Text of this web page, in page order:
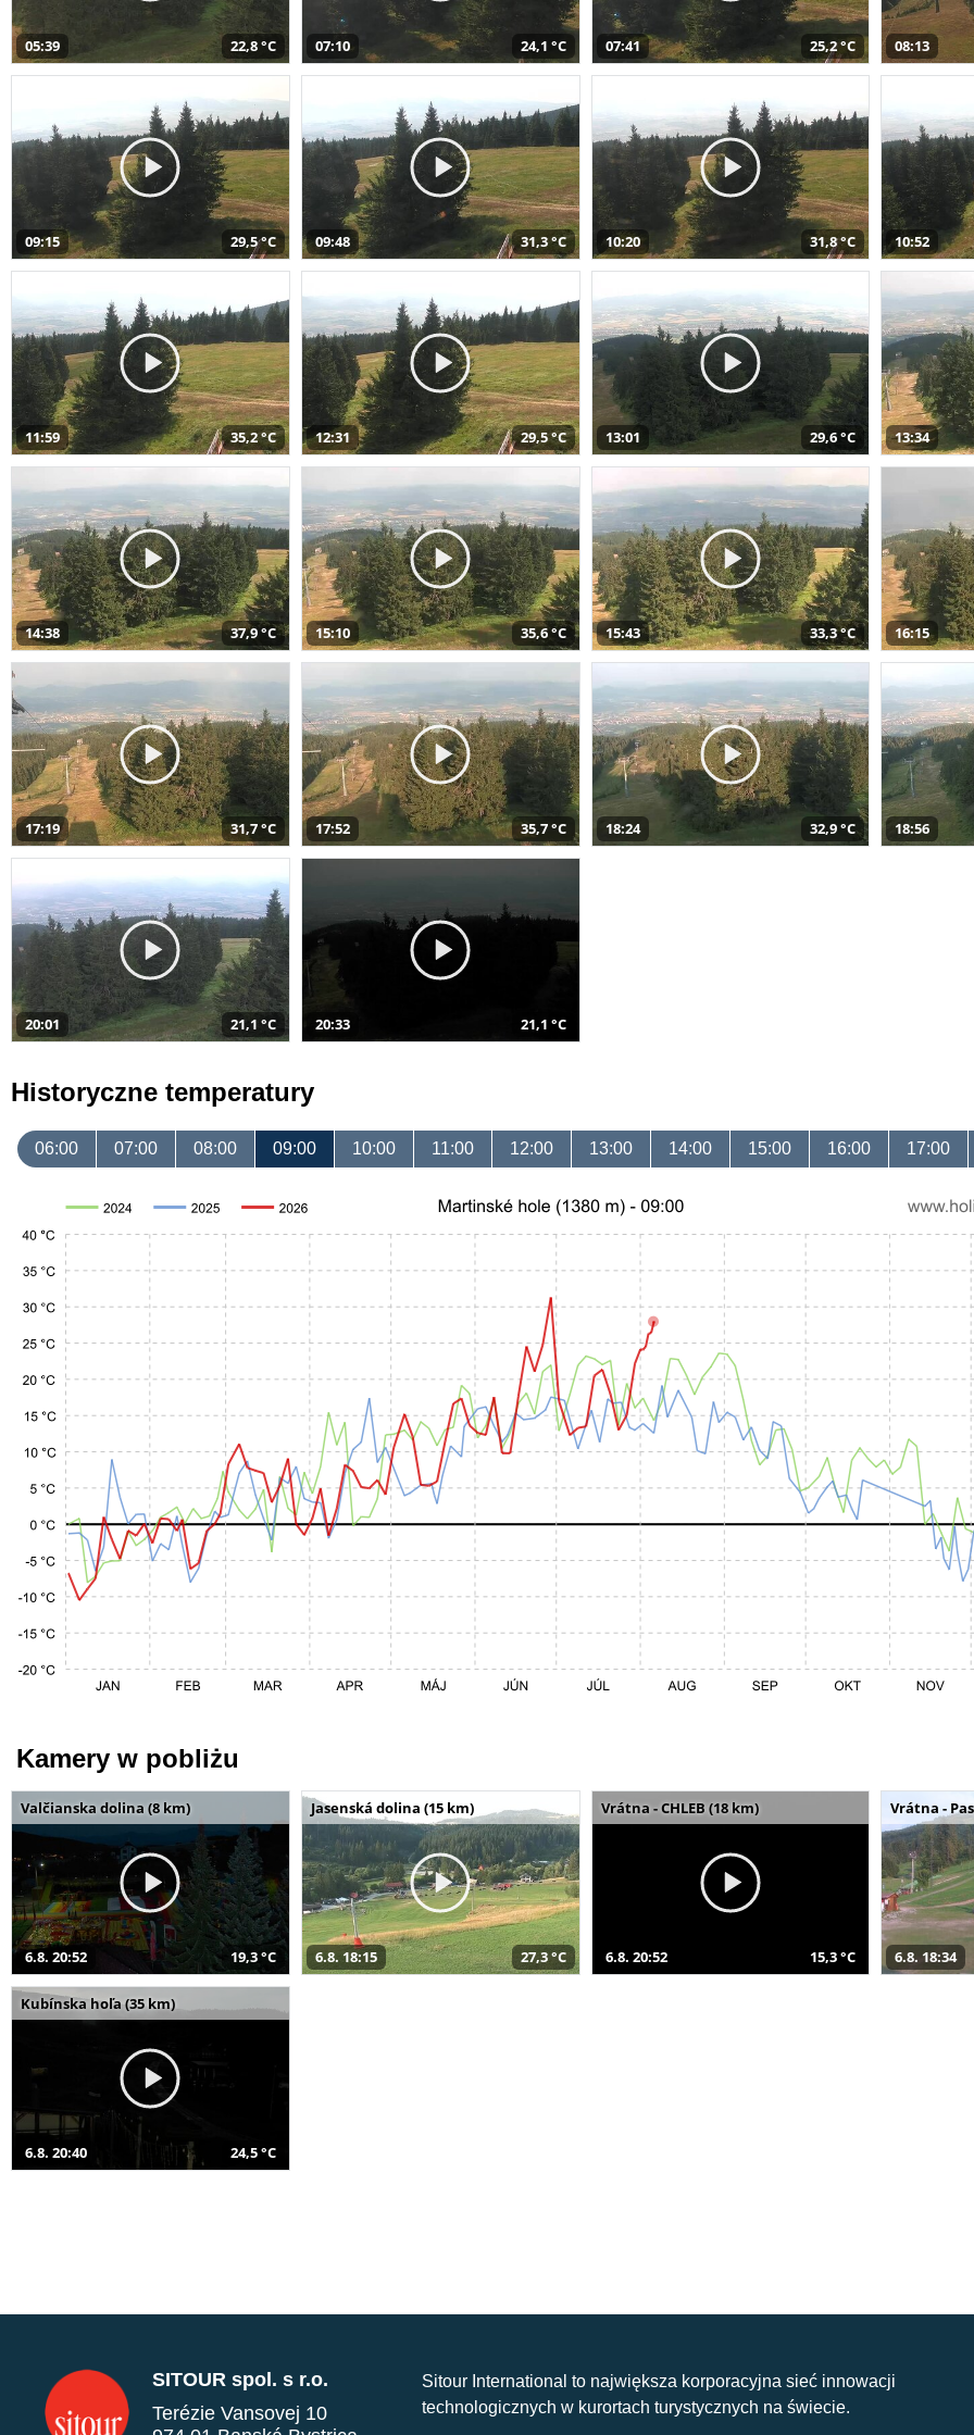
05:39 22,8 °C 07:10 24,1 °C 07:41 25,2 °C 08:13
09:15 29,5 °C 09:48 31,3 °C 10:20 31,8 °C 10:52
11:59 35,2 °C 12:31 29,5 °C 13:01 29,6 °C 13:34
14:38 37,9 °C 15:10 35,6 °C 15:43 33,3 °C 16:15
17:19 31,7 °C 17:52 35,7 °C 18:24 32,9 °C 18:56
20:01 21,1 °C 20:33 21,1 °C
Historyczne temperatury
06:00 07:00 08:00 09:00 10:00 11:00 12:00 13:00 14:00 15:00 16:00 17:00
Kamery w pobliżu
Valčianska dolina (8 km)
6.8. 20:52 19,3 °C
Jasenská dolina (15 km)
6.8. 18:15 27,3 °C
Vrátna - CHLEB (18 km)
6.8. 20:52 15,3 °C
Vrátna -
6.8. 18:34
Kubínska hoľa (35 km)
6.8. 20:40 24,5 °C
SITOUR spol. s r.o.
Terézie Vansovej 10
Sitour International to największa korporacyjna sieć innowacji
technologicznych w kurortach turystycznych na świecie.